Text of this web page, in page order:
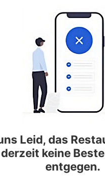
Leid, das
derzeit keine
entgegen.